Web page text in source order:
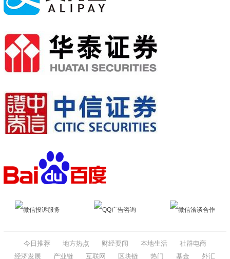
微信投诉服务 QQ广告咨询 微信洽谈合作
今日推荐 地方热点 财经要闻 本地生活
社群电商
经济发展
产业链 互联网 区块链 热门 基金 外汇